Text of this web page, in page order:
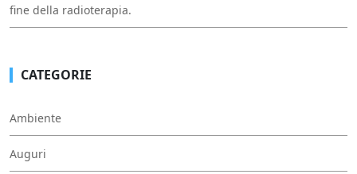
fine della radioterapia.
CATEGORIE
Ambiente
Auguri